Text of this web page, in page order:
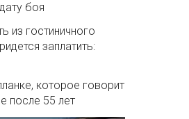
боя
из гостиничного
заплатить:
которое говорит
после 55 лет